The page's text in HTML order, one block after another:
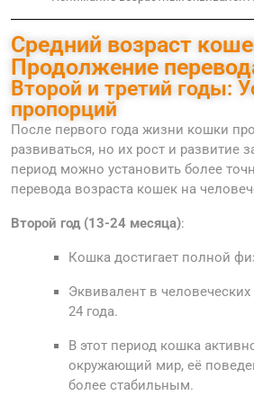
Средний возраст
Продолжение
Второй и третий годы:
пропорций
После первого года жизни кошки
развиваться, но их рост и развитие
период можно установить более
перевода возраста кошек на
Второй год (13-24 месяца):
Кошка достигает полной
Эквивалент в
24 года.
В этот период кошка
окружающий мир, её
более стабильным.